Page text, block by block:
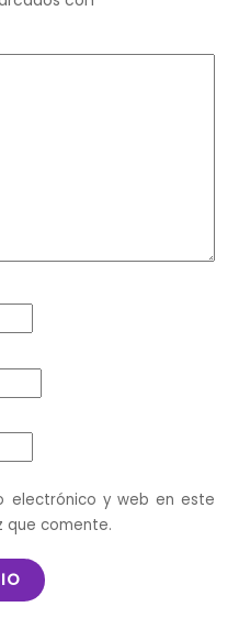
electrónico y web en este
que comente.